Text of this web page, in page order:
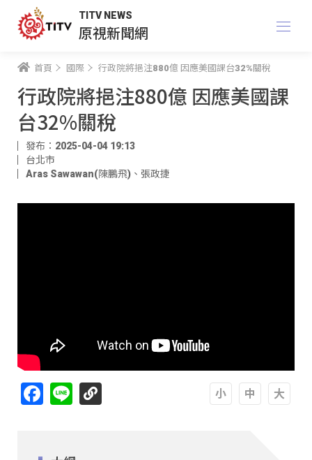
TITV NEWS
原視新聞網
首頁 國際 行政院將挹注880億 因應美國課台32%關稅
行政院將挹注880億 因應美國課
台32%關稅
發布：2025-04-04 19:13
台北市
Aras Sawawan(陳鵬飛) 、 張政捷
Facebook
Line